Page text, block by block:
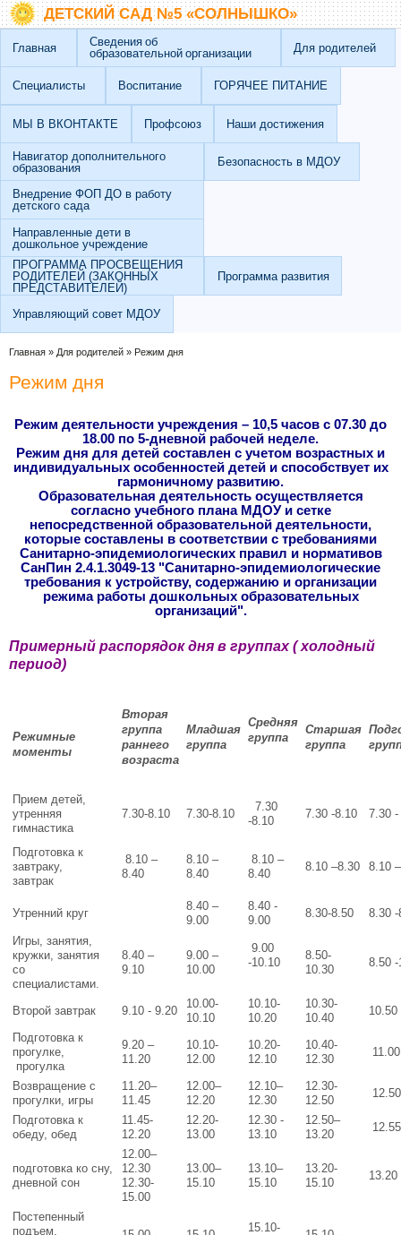
Перейти к основному содержанию
Skip to searchДЕТСКИЙ САД №5 «СОЛНЫШКО»
Главная
Сведения об
образовательной организации
Для родителей
Специалисты Воспитание ГОРЯЧЕЕ ПИТАНИЕ
МЫ В ВКОНТАКТЕ Профсоюз Наши достижения
Навигатор дополнительного
образования
Безопасность в МДОУ
Внедрение ФОП ДО в работу
детского сада
Направленные дети в
дошкольное учреждение
ПРОГРАММА ПРОСВЕЩЕНИЯ
РОДИТЕЛЕЙ (ЗАКОННЫХ
ПРЕДСТАВИТЕЛЕЙ)
Программа развития
Управляющий совет МДОУ
Вы здесь
Главная » Для родителей » Режим дня
Режим дня
Режим деятельности учреждения – 10,5 часов с 07.30 до
18.00 по 5-дневной рабочей неделе.
Режим дня для детей составлен с учетом возрастных и
индивидуальных особенностей детей и способствует их
гармоничному развитию.
Образовательная деятельность осуществляется
согласно учебного плана МДОУ и сетке
непосредственной образовательной деятельности,
которые составлены в соответствии с требованиями
Санитарно-эпидемиологических правил и нормативов
СанПин 2.4.1.3049-13 "Санитарно-эпидемиологические
требования к устройству, содержанию и организации
режима работы дошкольных образовательных
организаций".
Примерный распорядок дня в группах ( холодный
период)
Режимные
моменты
Вторая
группа
раннего
возраста
Младшая
группа
Средняя
группа
Старшая
группа
Прием детей,
утренняя
гимнастика
7.30-8.10 7.30-8.10
7.30
-8.10
7.30 -8.10 7.30 -
Подготовка к
завтраку,
завтрак
8.10 –
8.40
8.10 –
8.40
8.10 –
8.40
8.10 –8.30 8.10
Утренний круг
8.40 –
9.00
8.40 -
9.00
8.30-8.50 8.30 -
Игры, занятия,
кружки, занятия
со
специалистами.
8.40 –
9.10
9.00 –
10.00
9.00
-10.10
8.50-
10.30
8.50 -
Второй завтрак 9.10 - 9.20
10.00-
10.10
10.10-
10.20
10.30-
10.40
10.50
Подготовка к
прогулке,
прогулка
9.20 –
11.20
10.10-
12.00
10.20-
12.10
10.40-
12.30
Возвращение с
прогулки, игры
11.20–
11.45
12.00–
12.20
12.10–
12.30
12.30-
12.50
Подготовка к
обеду, обед
11.45-
12.20
12.20-
13.00
12.30 -
13.10
12.50–
13.20
подготовка ко сну,
дневной сон
12.00–
12.30
12.30-
15.00
13.00–
15.10
13.10–
15.10
13.20-
15.10
13.20
Постепенный
подъем,
15.10-